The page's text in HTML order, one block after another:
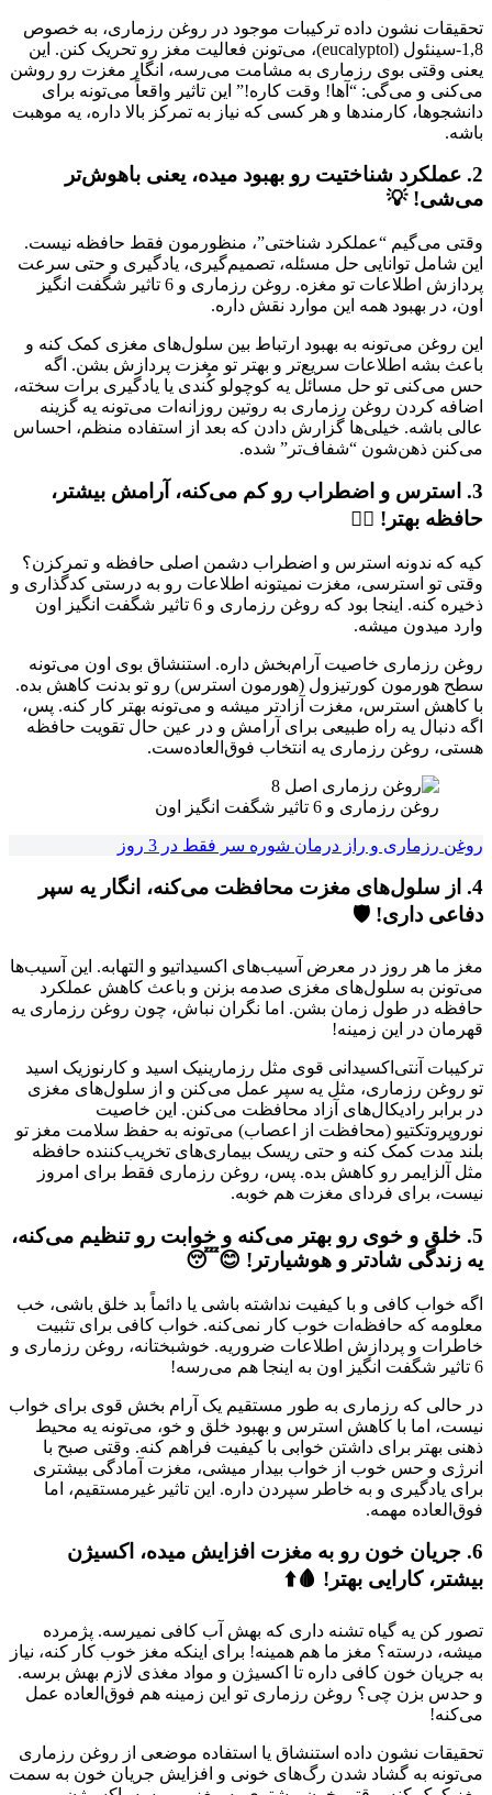
تحقیقات نشون داده ترکیبات موجود در روغن رزماری، به خصوص
1,8-سینئول (eucalyptol)، می‌تونن فعالیت مغز رو تحریک کنن. این
یعنی وقتی بوی رزماری به مشامت می‌رسه، انگار مغزت رو روشن
می‌کنی و می‌گی: “آها! وقت کاره!” این تاثیر واقعاً می‌تونه برای
دانشجوها، کارمندها و هر کسی که نیاز به تمرکز بالا داره، یه موهبت
باشه.
2. عملکرد شناختیت رو بهبود میده، یعنی باهوش‌تر
می‌شی! 💡
وقتی می‌گیم “عملکرد شناختی”، منظورمون فقط حافظه نیست.
این شامل توانایی حل مسئله، تصمیم‌گیری، یادگیری و حتی سرعت
پردازش اطلاعات تو مغزه. روغن رزماری و 6 تاثیر شگفت انگیز
اون، در بهبود همه این موارد نقش داره.
این روغن می‌تونه به بهبود ارتباط بین سلول‌های مغزی کمک کنه و
باعث بشه اطلاعات سریع‌تر و بهتر تو مغزت پردازش بشن. اگه
حس می‌کنی تو حل مسائل یه کوچولو کُندی یا یادگیری برات سخته،
اضافه کردن روغن رزماری به روتین روزانه‌ات می‌تونه یه گزینه
عالی باشه. خیلی‌ها گزارش دادن که بعد از استفاده منظم، احساس
می‌کنن ذهن‌شون “شفاف‌تر” شده.
3. استرس و اضطراب رو کم می‌کنه، آرامش بیشتر،
حافظه بهتر! 🧘‍♀️
کیه که ندونه استرس و اضطراب دشمن اصلی حافظه و تمرکزن؟
وقتی تو استرسی، مغزت نمیتونه اطلاعات رو به درستی کدگذاری و
ذخیره کنه. اینجا بود که روغن رزماری و 6 تاثیر شگفت انگیز اون
وارد میدون میشه.
روغن رزماری خاصیت آرام‌بخش داره. استنشاق بوی اون می‌تونه
سطح هورمون کورتیزول (هورمون استرس) رو تو بدنت کاهش بده.
با کاهش استرس، مغزت آزادتر میشه و می‌تونه بهتر کار کنه. پس،
اگه دنبال یه راه طبیعی برای آرامش و در عین حال تقویت حافظه
هستی، روغن رزماری یه انتخاب فوق‌العاده‌ست.
روغن رزماری و 6 تاثیر شگفت انگیز اون
روغن رزماری و راز درمان شوره سر فقط در 3 روز
4. از سلول‌های مغزت محافظت می‌کنه، انگار یه سپر
دفاعی داری! 🛡️
مغز ما هر روز در معرض آسیب‌های اکسیداتیو و التهابه. این آسیب‌ها
می‌تونن به سلول‌های مغزی صدمه بزنن و باعث کاهش عملکرد
حافظه در طول زمان بشن. اما نگران نباش، چون روغن رزماری یه
قهرمان در این زمینه!
ترکیبات آنتی‌اکسیدانی قوی مثل رزمارینیک اسید و کارنوزیک اسید
تو روغن رزماری، مثل یه سپر عمل می‌کنن و از سلول‌های مغزی
در برابر رادیکال‌های آزاد محافظت می‌کنن. این خاصیت
نوروپروتکتیو (محافظت از اعصاب) می‌تونه به حفظ سلامت مغز تو
بلند مدت کمک کنه و حتی ریسک بیماری‌های تخریب‌کننده حافظه
مثل آلزایمر رو کاهش بده. پس، روغن رزماری فقط برای امروز
نیست، برای فردای مغزت هم خوبه.
5. خلق و خوی رو بهتر می‌کنه و خوابت رو تنظیم می‌کنه،
یه زندگی شادتر و هوشیارتر! 😊😴
اگه خواب کافی و با کیفیت نداشته باشی یا دائماً بد خلق باشی، خب
معلومه که حافظه‌ات خوب کار نمی‌کنه. خواب کافی برای تثبیت
خاطرات و پردازش اطلاعات ضروریه. خوشبختانه، روغن رزماری و
6 تاثیر شگفت انگیز اون به اینجا هم می‌رسه!
در حالی که رزماری به طور مستقیم یک آرام بخش قوی برای خواب
نیست، اما با کاهش استرس و بهبود خلق و خو، می‌تونه یه محیط
ذهنی بهتر برای داشتن خوابی با کیفیت فراهم کنه. وقتی صبح با
انرژی و حس خوب از خواب بیدار میشی، مغزت آمادگی بیشتری
برای یادگیری و به خاطر سپردن داره. این تاثیر غیرمستقیم، اما
فوق‌العاده مهمه.
6. جریان خون رو به مغزت افزایش میده، اکسیژن
بیشتر، کارایی بهتر! 🩸⬆️
تصور کن یه گیاه تشنه داری که بهش آب کافی نمیرسه. پژمرده
میشه، درسته؟ مغز ما هم همینه! برای اینکه مغز خوب کار کنه، نیاز
به جریان خون کافی داره تا اکسیژن و مواد مغذی لازم بهش برسه.
و حدس بزن چی؟ روغن رزماری تو این زمینه هم فوق‌العاده عمل
می‌کنه!
تحقیقات نشون داده استنشاق یا استفاده موضعی از روغن رزماری
می‌تونه به گشاد شدن رگ‌های خونی و افزایش جریان خون به سمت